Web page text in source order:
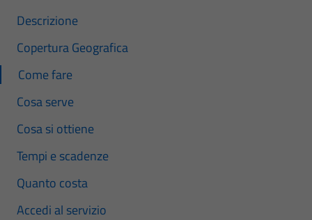
Descrizione
Copertura Geografica
Come fare
Cosa serve
Cosa si ottiene
Tempi e scadenze
Quanto costa
Accedi al servizio